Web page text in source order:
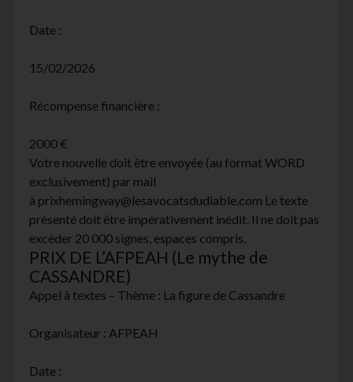
Date :
15/02/2026
Récompense financière :
2000 €
Votre nouvelle doit être envoyée (au format WORD
exclusivement) par mail
à prixhemingway@lesavocatsdudiable.com Le texte
présenté doit être impérativement inédit. Il ne doit pas
excéder 20 000 signes, espaces compris.
PRIX DE L’AFPEAH (Le mythe de
CASSANDRE)
Appel à textes – Thème : La figure de Cassandre
Organisateur : AFPEAH
Date :